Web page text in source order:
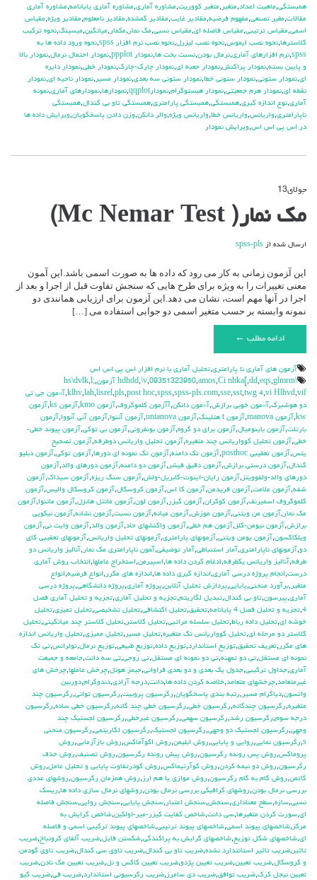
همبستگي,ماهيت اعداد,متغير ,متغير كووريت,مشاوره آماري,مشاوره آماري پايانامه,مشاوره آماري
مقالات,مغير تصنعي,مفهوم فرضيه,مقادير غايب,مقادير گمشده,مقادير نامعلوم,مقادير ويژه,مقياس
اسمي,مقياس ترتيبي,مقياس فاصله اي,مقياس نسبي,مك نمار ,مكمار ,ميانگين,ميسينگ,نحوه تركيب
كلاسترها,نحوه نصب ايموس,نحوه نصب ليزرل,نحوه نصب نرم افزار spss ,نحوه ورود داده ها به
spss
,نرم افزارهاي آماري,نرمال بودن,نسبت بخت ها,نمودار ppplot ,نمودار احتمال نرمال,نمودار بالا
و پايين بسته,نمودار پراكنش,نمودار جعبه اي,نمودار چارك-چارك,نمودار خطي,نمودار دايره
اي,نمودار ستوني,نمودار ستوني خطا,نمودار ستوني سه بعدي,نمودار مسير ,نمودار ناحيه اي,نمودار
نقطه اي,نمودار هرم جمعيتي,نمودار هيستوگرام,نمودارqqplot ,نمودارها,نمودارهاي آماري,نمونه
آماري,نوع اندازه گيري,همبستگي,همبستگي پارامتري,همبستگي تاو بي کندال,همبستگي
ناپارامتري,واريانس,واريانس خطا,واريانس ويژه,والر دانكن,وزن دادن پاسخگويان,ويرايش داده ها
در اس پي اس اس,ويرايش نمودار
جولای13
مک
نمار(
Nemar
مک نمار( Mc Nemar Test)
ارسال شده از spss-pls
این آ‍زمون زمانی به کار می رود که داده ها به صورت اسمی باشد.این آ‍مون
معنی تغییرات را به ویژه برای طرح هایی که سنجش تفاوت قبل از اجرا و بعد از
اجرا در آنها مهم است، نشان می دهد.این آ‍زمون برای ارزیابی همانندی دو
نمونه وابسته بر حسب متغیر اسمی دو جوابی استفاده می […]
ادامه مطلب ←
آزمون هاي آماري نا پارامتري,تحليل آماري با نرم افزار اس پي اس اس
\hdhdd
,\v,09351323950,amos,Ci nhka[ ,dd,eqs,glmrm آزمون ,
hs\dvlk,l;
klhv,lah,lisrel,pls,post hoc,spss,spss-pls.com,sse,sst,twg 4,vi Hlhvd,vif
,آ»مون جي تي
دو هوشبرگ,آ»مون خوبي برازش,آ»مون دانكن,آآزمون كلموگروف,آزمون kmo ,آزمون ks ,آزمون
kw
,آزمون manova ,آزمون t هتلينگ ,آزمون unianova ,آزمون آننوا,آزمون آني آنووا,آزمون
بارتلت,آزمون باينوميال,آزمون براي دو گروه,آزمون بونفروني,آزمون بي توكي,آزمون پيوند خطي-
خطي,آزمون تحليل كوواريانس چند متغيره,آزمون تحليل واريانس دوطرفه,آزمون تصحيح
يتس,آزمون تعقيبي posthoc ,آزمون تك دامنه,آزمون تك نمونه اي دورها,آزمون توكي,آزمون دبليو
كندال,آزمون درستي برازش,آزمون دقيق فيشر ,آزمون دو دامنه,آزمون دورهاي والد,آزمون
دورهاي والد-ولفوويتز ,آزمون رايان-اينوت-گابريل-ولش,آزمون سنگ ريزه,آزمون سيداك,آزمون
شفه,آزمون علامت,آزمون فريدمن,آزمون كا اس,آزمون كروسكال,آزمون كروسكال واليس,آزمون
كلموگروف اسميرنف,آزمون كوكران,آزمون كيزر ,آزمون لون,آزمون مانتل هانزل,آزمون ماننوا,آزمون
مك نمار ,آزمون من ويتني,آزمون موزش,آزمون ميانه,آزمون نسبت,آزمون نشانه,آزمون نيكويي
برازش,آزمون نيومن-كلز ,آزمون هم خطي,آزمون واكنشهاي حاد,آزمون والد,آزمون وايت ني,آزمون
ويلكاكسون,آزمون يومن ويتني,آزمونهاي پارامتري,آزمونهاي تحليل واريانس,آزمونهاي تعقيبي كاي
دو,آزمونهاي ناپارامتري,آمار استنباطي,آمار توضيفي,آ‍مون ناپارامتري مك نمار ,آناليز واريانس دو
طرفه,آناليز واريانس يکطرفه,ادغام كردن داده ها,اسپيرمن,استخراج عاملها,انتخاب روش آماري
درست,انجام پروژه درسي آماري,اندازه گيري داده ها,اندازه هاي مكرر ,انواع فرضيه,انواع
متغير ,برآورد منحني,پايايي,پردازش تحليل آنلاين,پروژه آماري,پروژه دانشگاهي,پروژه درسي
آماري,پيرسون,تاو بي کندال,تبديل لگاريتم,تجزيه و تحليل آماري,تجزيه و تحليل آماري فصل
4
,تجزيه و تحليل فصل 4 پايانامه ,تحقيق,تحليل اكتشافي,تحليل تشخيصي,تحليل تميزي,تحليل
خوشه اي,تحليل داده رباط,تحليل سلسله مراتبي,تحليل كلاستر ,تحليل كلاستر چند ميانگيني,تحليل
كلاستر دو مرحله اي,تحليل كوواريانس تك متغيره,تحليل مسير ,تحليل مميزي,تحليل واريانس اندازه
هاي مكرر ,تعريف تحقيق,توزيع استاندارد,توزيع داده,توزيع طبيعي,توزيع نرمال,تولرانس,تي تک
نمونه اي مستقل,تي دو تمهنه,تي دو نمونه اي مستقل,تي زوجي,تي سه دانت,جامعه و جميعت
آماري,جداول تركيبي,جدول يك بعدي و دو بعدي فراواني,جيمز هوئل,چرخش عاملها,چرخش هاي
غيرمتعامد,چرخشهاي متعامد,خلاصه كردن داده ها,دانت,درجه آزادي,دندوگرام,دوربين
واتسون,دياگرام مسير ,رتبه بندي پاسخگويان,رگرسيون پروبيت,رگرسيون تواني,رگرسيون چند
متغيره,رگرسيون چندگانه,رگرسيون خطي,رگرسيون خطي چند گانه,رگرسيون خطي ساده,رگرسيون
درجه سوم,رگرسيون رشد,رگرسيون سهمي,رگرسيون غيرخطي,رگرسيون لجستيك چند
وجهي,رگرسيون لجستيك دو وجهي,رگرسيون لجستيک,رگرسيون لگاريتمي,رگرسيون منحني
s
,رگرسيون نمايي,روايي و پايايي,روش ابليمن,روش اكوآماكس,روش بازآزمايي,روش
پروماكس,روش پس رونده رگرسيون,روش پيش رونده رگرسيون,روش تصنيف,روش حذف
رگرسيون,روش دو نيمه كردن,روش كوآرتيماكس,روش كودرتفاوت پايايي و تحليل عامل,روش
گاتمن,روش گام به گام رگرسيون,روش موازي يا هم ارز ,روش همزمان رگرسيون,روشهاي عددي
بررسي نرمال بودن,روشهاي گرافيكي بررسي نرمال بودن,روشهاي نرمال سازي داده ها,ريسك
نسبي,سازه,سطح معناداري,سنجش,سنجش اعتبار ,سنجش پايايي,سنجش روايي,سنجش فاصله
اي,سورت كردن متغيرها,سي دانت,شاخص كفايت كيزر-مير-اولكين,شاخص گرايش به
مركز ,شاخصهاي پيوند اسمي,شاخصهاي پيوند ترتيبي,شاخصهاي پيوند تركيبي اسمي و فاصله
اي,شاخصهاي شكل توزيع,شاخصهاي گرايش به پراكندگي,شكستن فايل,ضريب آلفاي کرونباخ,ضريب
تاثير ,ضريب تاثير استانتدارد نشده,ضريب تاو بي كندال,ضريب تاوي سي كندال,ضريب تاوي گودمن
و كروسكال,ضريب تعيين,ضريب تعيين پژدو,ضريب تعيين كاكس و نل,ضريب تعيين مك نادن,ضريب
تعيين نيجل كرك,ضريب توافق,ضريب دي سامرز ,ضريب رگرسيوني استاندارد,ضريب في,ضريب كيو